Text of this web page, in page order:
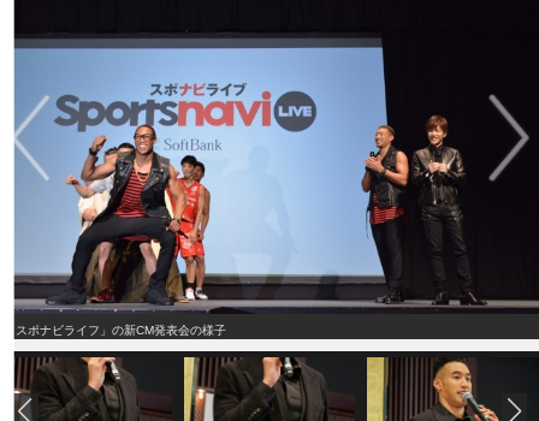
「スポナビライフ」の新CM発表会の様子